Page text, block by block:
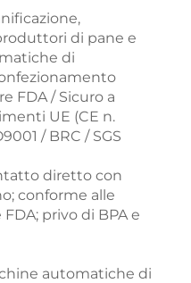
di pane e
di
FDA / Sicuro a
UE (CE n.
/ BRC / SGS
diretto con
conforme alle
privo di BPA e
automatiche di